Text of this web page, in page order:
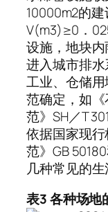
10000m2的
V(m3)≥0．
设施，地块
进入城市排水
工业、仓储
范确定，如
范》SH／T
依据国家现
范》GB
几种常见的生
表3 各种场地